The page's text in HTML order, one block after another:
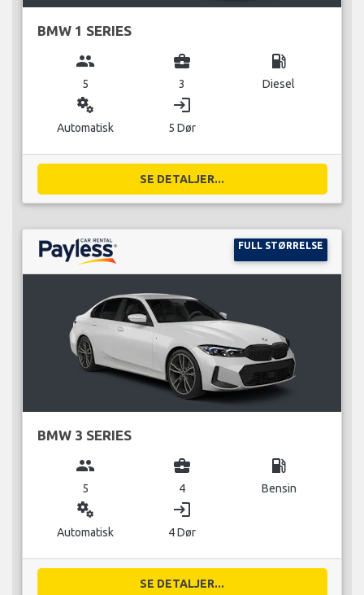
BMW 1 SERIES
group
5
business_center
3
local_gas_station
Diesel
miscellaneous_services
Automatisk
login
5 Dør
SE DETALJER...
FULL STØRRELSE
BMW 3 SERIES
group
5
business_center
4
local_gas_station
Bensin
miscellaneous_services
Automatisk
login
4 Dør
SE DETALJER...